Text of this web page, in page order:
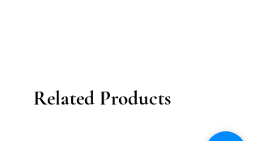
Related Products